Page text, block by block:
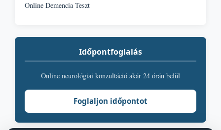
Online Demencia Teszt
Időpontfoglalás
Online neurológiai konzultáció akár 24 órán belül
Foglaljon időpontot